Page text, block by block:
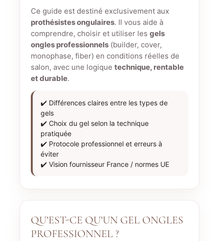
Ce guide est destiné exclusivement aux
prothésistes ongulaires. Il vous aide à
comprendre, choisir et utiliser les gels
ongles professionnels (builder, cover,
monophase, fiber) en conditions réelles de
salon, avec une logique technique, rentable
et durable.
✔️ Différences claires entre les types de
gels
✔️ Choix du gel selon la technique
pratiquée
✔️ Protocole professionnel et erreurs à
éviter
✔️ Vision fournisseur France / normes UE
QU’EST-CE QU’UN GEL ONGLES
PROFESSIONNEL ?